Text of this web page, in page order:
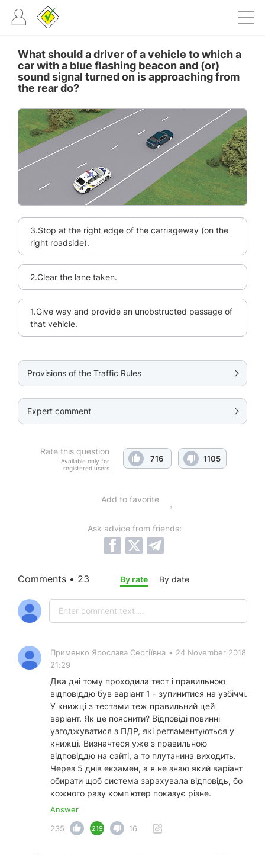
What should a driver of a vehicle to which a
car with a blue flashing beacon and (or)
sound signal turned on is approaching from
the rear do?
3.Stop at the right edge of the carriageway (on the
right roadside).
2.Clear the lane taken.
1.Give way and provide an unobstructed passage of
that vehicle.
Provisions of the Traffic Rules
Expert comment
Rate this question
Available only for
registered users
716 1105
Add to favorite
Ask advice from friends:
Comments • 23 By rate By date
Применко Ярослава Сергіївна • 24 November 2018
21:29
Два дні тому проходила тест і правильною
відповіддю був варіант 1 - зупинитися на узбіччі.
У книжці з тестами теж правильний цей
варіант. Як це пояснити? Відповіді повинні
узгоджуватися з ПДР, які регламентуються у
книжці. Визначтеся уже з правильною
відповіддю на сайті, а то плутанина виходить.
Через 5 днів екзамен, а я не знаю який варіант
обирати щоб система зарахувала відповідь, бо
кожного разу комп'ютер показує різне.
Answer
235
219 16